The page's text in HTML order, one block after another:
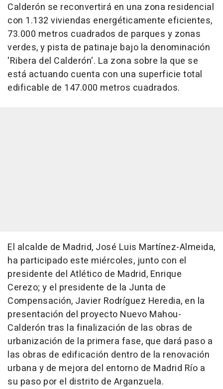
Calderón se reconvertirá en una zona residencial
con 1.132 viviendas energéticamente eficientes,
73.000 metros cuadrados de parques y zonas
verdes, y pista de patinaje bajo la denominación
'Ribera del Calderón'. La zona sobre la que se
está actuando cuenta con una superficie total
edificable de 147.000 metros cuadrados.
El alcalde de Madrid, José Luis Martínez-Almeida,
ha participado este miércoles, junto con el
presidente del Atlético de Madrid, Enrique
Cerezo; y el presidente de la Junta de
Compensación, Javier Rodríguez Heredia, en la
presentación del proyecto Nuevo Mahou-
Calderón tras la finalización de las obras de
urbanización de la primera fase, que dará paso a
las obras de edificación dentro de la renovación
urbana y de mejora del entorno de Madrid Río a
su paso por el distrito de Arganzuela.